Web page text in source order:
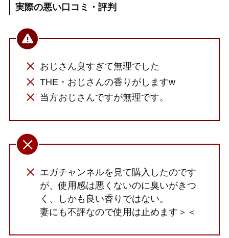
実際の悪い口コミ・評判
おじさん臭すぎて無理でした
THE・おじさんの香りがしますw
当方おじさんですが無理です。
エガチャンネルを見て購入したのです
が、使用感は悪くないのに臭いがきつ
く、しかも良い香りではない。
妻にも不評なので使用は止めます＞＜